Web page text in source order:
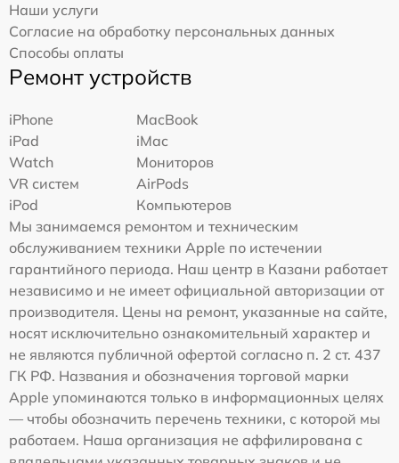
Наши услуги
Согласие на обработку персональных данных
Способы оплаты
Ремонт устройств
iPhone
MacBook
iPad
iMac
Watch
Мониторов
VR систем
AirPods
iPod
Компьютеров
Мы занимаемся ремонтом и техническим
обслуживанием техники Apple по истечении
гарантийного периода. Наш центр в Казани работает
независимо и не имеет официальной авторизации от
производителя. Цены на ремонт, указанные на сайте,
носят исключительно ознакомительный характер и
не являются публичной офертой согласно п. 2 ст. 437
ГК РФ. Названия и обозначения торговой марки
Apple упоминаются только в информационных целях
— чтобы обозначить перечень техники, с которой мы
работаем. Наша организация не аффилирована с